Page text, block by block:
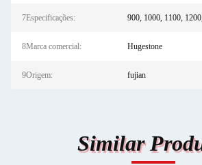
7Especificações: 900, 1000, 1100,
8Marca comercial: Hugestone
9Origem: fujian
Similar